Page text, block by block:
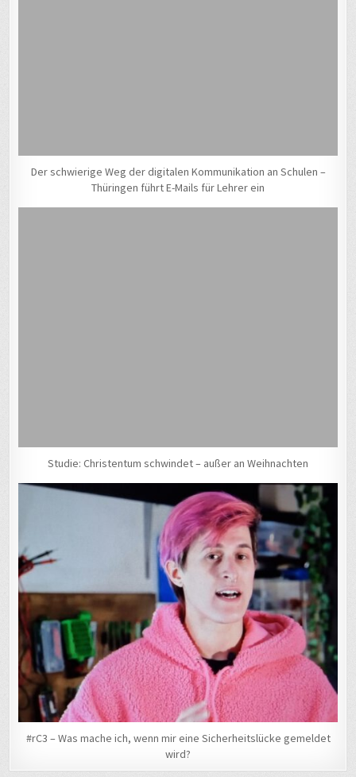
Der schwierige Weg der digitalen Kommunikation an Schulen –
Thüringen führt E-Mails für Lehrer ein
Studie: Christentum schwindet – außer an Weihnachten
#rC3 – Was mache ich, wenn mir eine Sicherheitslücke gemeldet
wird?